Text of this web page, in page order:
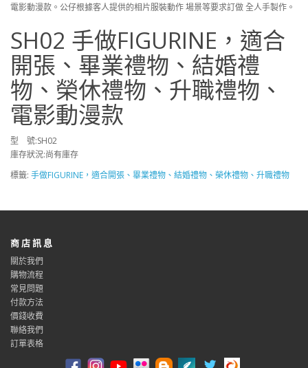
電影動漫款。公仔根據客人提供的相片服裝動作 場景等要求訂做 全人手製作。
SH02 手做FIGURINE，適合
開張、畢業禮物、結婚禮
物、榮休禮物、升職禮物、
電影動漫款
型 號:SH02
庫存狀況:尚有庫存
標籤: 手做FIGURINE，適合開張、畢業禮物、結婚禮物、榮休禮物、升職禮物
商 店 訊 息
關於我們
購物流程
常見問題
付款方法
價錢收費
聯絡我們
訂單表格